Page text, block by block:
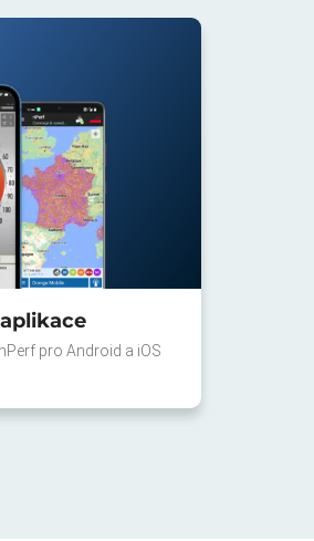
pro Android a iOS